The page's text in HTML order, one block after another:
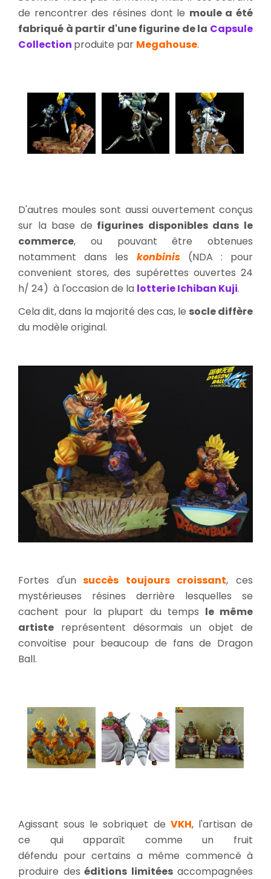
de rencontrer des résines dont le moule a été
fabriqué à partir d'une figurine de la Capsule
Collection produite par Megahouse.
D'autres moules sont aussi ouvertement conçus
sur la base de figurines disponibles dans le
commerce, ou pouvant être obtenues
notamment dans les konbinis(NDA : pour
convenient stores, des supérettes ouvertes 24
h/ 24) à l'occasion de la lotterie Ichiban Kuji.
Cela dit, dans la majorité des cas, le socle diffère
du modèle original.
Fortes d'unsuccès toujours croissant, ces
mystérieuses résines derrière lesquelles se
cachent pour la plupart du temps le même
artiste représentent désormais un objet de
convoitise pour beaucoup de fans de Dragon
Ball.
Agissant sous le sobriquet de VKH, l'artisan de
ce qui apparaît comme un fruit
défendu pour certains a même commencé à
produire des éditions limitéesaccompagnées